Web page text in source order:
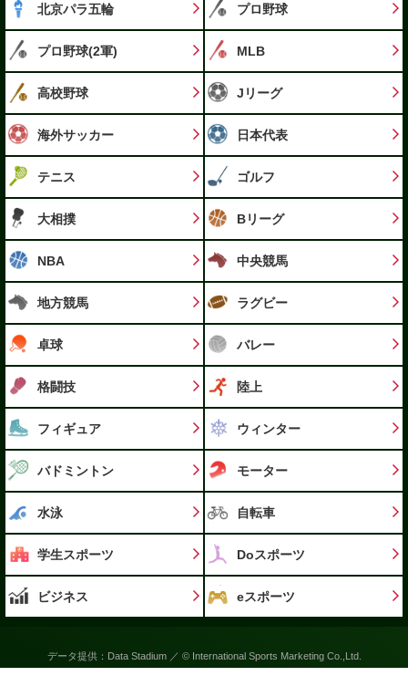
北京パラ五輪 プロ野球
プロ野球(2軍) MLB
高校野球 Jリーグ
海外サッカー 日本代表
テニス ゴルフ
大相撲 Bリーグ
NBA 中央競馬
地方競馬 ラグビー
卓球 バレー
格闘技 陸上
フィギュア ウィンター
バドミントン モーター
水泳 自転車
学生スポーツ Doスポーツ
ビジネス eスポーツ
データ提供：Data Stadium ／ © International Sports Marketing Co.,Ltd.